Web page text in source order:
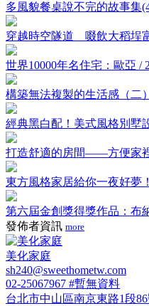
多風貌餐桌說不完的故事集
穿越時空隧道 啜飲大稻埕
世界10000年名住宅：歐亞 /
構築無法複製的生活感（二）
經典黑白配！美式風格別墅
打造舒適的房間——方便家
東方風格家居給你一夜好夢！
第六屆金創獎得獎作品：布
發佈者資訊 more
美化家庭
sh240@sweethometw.com
02-25067967 #暫無資料
台北市中山區南京東路1段